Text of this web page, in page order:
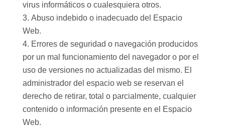
virus informáticos o cualesquiera otros.
Abuso indebido o inadecuado del Espacio
Web.
Errores de seguridad o navegación producidos
por un mal funcionamiento del navegador o por el
uso de versiones no actualizadas del mismo. El
administrador del espacio web se reservan el
derecho de retirar, total o parcialmente, cualquier
contenido o información presente en el Espacio
Web.